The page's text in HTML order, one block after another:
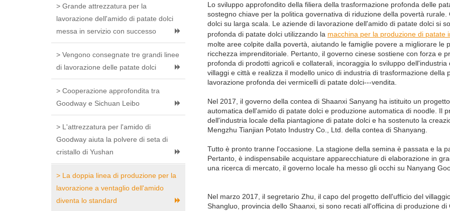
> Grande attrezzatura per la
lavorazione dell'amido di patate dolci
messa in servizio con successo
> Vengono consegnate tre grandi linee
di lavorazione delle patate dolci
> Cooperazione approfondita tra
Goodway e Sichuan Leibo
> L'attrezzatura per l'amido di
Goodway aiuta la polvere di seta di
cristallo di Yushan
> La doppia linea di produzione per la
lavorazione a ventaglio dell'amido
diventa lo standard
Lo sviluppo approfondito della filiera della trasformazione profonda delle
sostegno chiave per la politica governativa di riduzione della povertà
dolci su larga scala. Le aziende di lavorazione dell'amido di patate dolci si
profonda di patate dolci utilizzando la macchina per la produzione di patate
molte aree colpite dalla povertà, aiutando le famiglie povere a migliorare le
ricchezza imprenditoriale. Pertanto, il governo cinese sostiene con forza e
profonda di prodotti agricoli e collaterali, incoraggia lo sviluppo
villaggi e città e realizza il modello unico di industria di trasformazione
lavorazione profonda dei vermicelli di patate dolci---vendita.
Nel 2017, il governo della contea di Shaanxi Sanyang ha istituito un
automatica dell'amido di patate dolci e produzione automatica di noodle. Il
dell'industria locale della piantagione di patate dolci e ha sostenuto la
Mengzhu Tianjian Potato Industry Co., Ltd. della contea di Shanyang.
Tutto è pronto tranne l'occasione. La stagione della semina è passata e la
Pertanto, è indispensabile acquistare apparecchiature di elaborazione in
una ricerca di mercato, il governo locale ha messo gli occhi su Nanyang
Nel marzo 2017, il segretario Zhu, il capo del progetto dell'ufficio del
Shangluo, provincia dello Shaanxi, si sono recati all'officina di produzione